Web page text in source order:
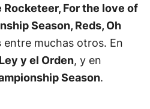
Rocketeer, For the love of
Season, Reds, Oh
entre muchas otros. En
y el Orden, y en
Season.